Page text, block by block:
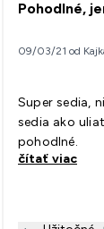
Pohodlné,
09/03/21 od
Super sedia,
sedia ako
pohodlné.
čítať viac